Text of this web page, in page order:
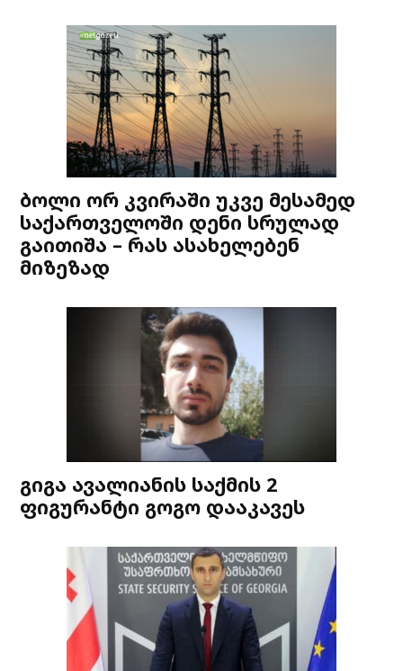
ბოლი ორ კვირაში უკვე მესამედ
საქართველოში დენი სრულად
გაითიშა – რას ასახელებენ
მიზეზად
გიგა ავალიანის საქმის 2
ფიგურანტი გოგო დააკავეს